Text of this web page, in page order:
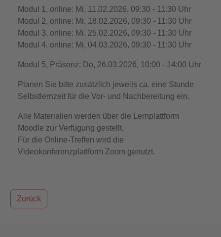
Modul 1, online: Mi, 11.02.2026, 09:30 - 11:30 Uhr
Modul 2, online: Mi, 18.02.2026, 09:30 - 11:30 Uhr
Modul 3, online: Mi, 25.02.2026, 09:30 - 11:30 Uhr
Modul 4, online: Mi, 04.03.2026, 09:30 - 11:30 Uhr
Modul 5, Präsenz: Do, 26.03.2026, 10:00 - 14:00 Uhr
Planen Sie bitte zusätzlich jeweils ca. eine Stunde
Selbstlernzeit für die Vor- und Nachbereitung ein.
Alle Materialien werden über die Lernplattform
Moodle zur Verfügung gestellt.
Für die Online-Treffen wird die
Videokonferenzplattform Zoom genutzt.
Zurück